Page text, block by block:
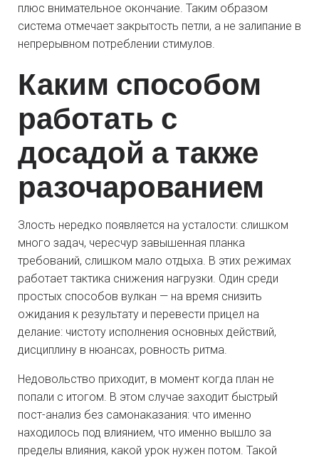
плюс внимательное окончание. Таким образом
система отмечает закрытость петли, а не залипание в
непрерывном потреблении стимулов.
Каким способом
работать с
досадой а также
разочарованием
Злость нередко появляется на усталости: слишком
много задач, чересчур завышенная планка
требований, слишком мало отдыха. В этих режимах
работает тактика снижения нагрузки. Один среди
простых способов вулкан — на время снизить
ожидания к результату и перевести прицел на
делание: чистоту исполнения основных действий,
дисциплину в нюансах, ровность ритма.
Недовольство приходит, в момент когда план не
попали с итогом. В этом случае заходит быстрый
пост-анализ без самонаказания: что именно
находилось под влиянием, что именно вышло за
пределы влияния, какой урок нужен потом. Такой